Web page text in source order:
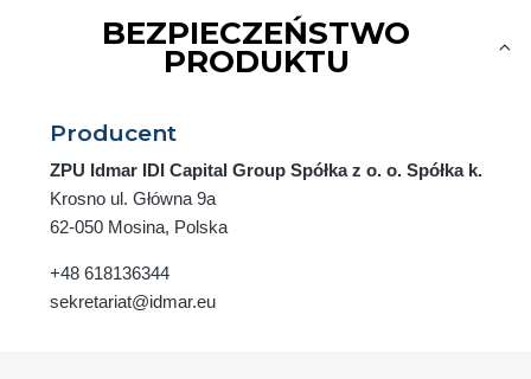
BEZPIECZEŃSTWO
PRODUKTU
Producent
ZPU Idmar IDI Capital Group Spółka z o. o. Spółka k.
Krosno ul. Główna 9a
62-050 Mosina, Polska
+48 618136344
sekretariat@idmar.eu